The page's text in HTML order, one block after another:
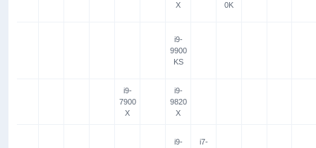
X
0K
i9-
9900
KS
i9-
7900
X
i9-
9820
X
i9-
i7-